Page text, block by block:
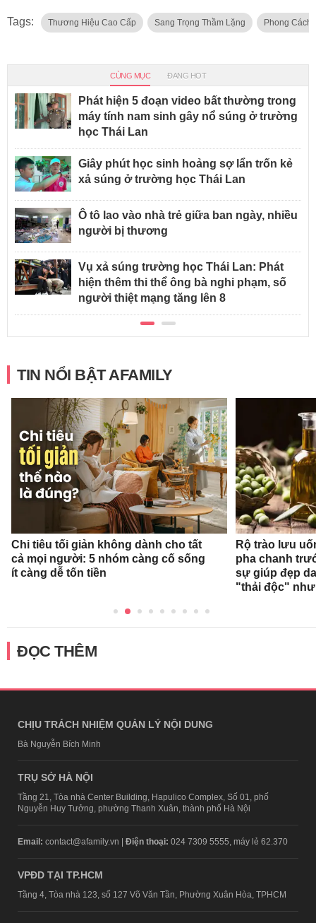
Tags: Thương Hiệu Cao Cấp Sang Trọng Thầm Lặng Phong Cách
CÙNG MỤC ĐANG HOT
Phát hiện 5 đoạn video bất thường trong
máy tính nam sinh gây nổ súng ở trường
học Thái Lan
Giây phút học sinh hoảng sợ lẩn trốn kẻ
xả súng ở trường học Thái Lan
Ô tô lao vào nhà trẻ giữa ban ngày, nhiều
người bị thương
Vụ xả súng trường học Thái Lan: Phát
hiện thêm thi thể ông bà nghi phạm, số
người thiệt mạng tăng lên 8
TIN NỔI BẬT AFAMILY
Chi tiêu tối giản không dành cho tất
cả mọi người: 5 nhóm càng cố sống
ít càng dễ tốn tiền
Rộ trào lưu
pha chanh
sự giúp đẹp
"thải độc"
ĐỌC THÊM
CHỊU TRÁCH NHIỆM QUẢN LÝ NỘI DUNG
Bà Nguyễn Bích Minh
TRỤ SỞ HÀ NỘI
Tầng 21, Tòa nhà Center Building, Hapulico Complex, Số 01, phố
Nguyễn Huy Tưởng, phường Thanh Xuân, thành phố Hà Nội
Email: contact@afamily.vn | Điện thoại: 024 7309 5555, máy lẻ 62.370
VPĐD TẠI TP.HCM
Tầng 4, Tòa nhà 123, số 127 Võ Văn Tần, Phường Xuân Hòa, TPHCM